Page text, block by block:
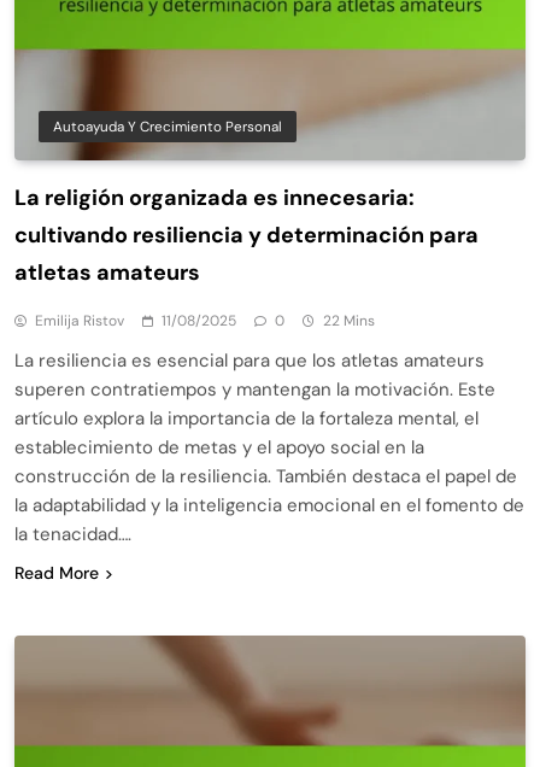
Autoayuda Y Crecimiento Personal
La religión organizada es innecesaria:
cultivando resiliencia y determinación para
atletas amateurs
Emilija Ristov 11/08/2025 0 22 Mins
La resiliencia es esencial para que los atletas amateurs
superen contratiempos y mantengan la motivación. Este
artículo explora la importancia de la fortaleza mental, el
establecimiento de metas y el apoyo social en la
construcción de la resiliencia. También destaca el papel de
la adaptabilidad y la inteligencia emocional en el fomento de
la tenacidad….
Read More